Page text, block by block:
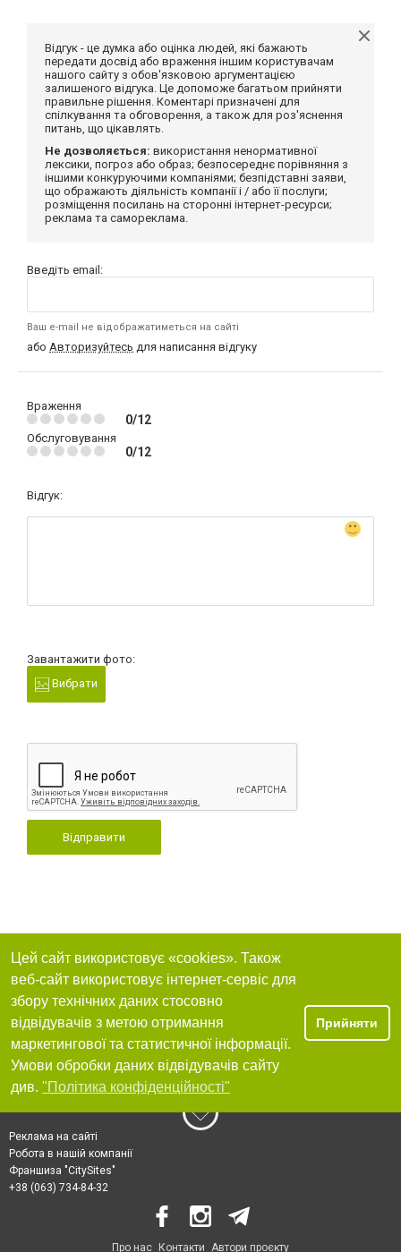
Відгук - це думка або оцінка людей, які бажають
передати досвід або враження іншим користувачам
нашого сайту з обов'язковою аргументацією
залишеного відгука. Це допоможе багатьом прийняти
правильне рішення. Коментарі призначені для
спілкування та обговорення, а також для роз'яснення
питань, що цікавлять.
Не дозволяється: використання ненормативної
лексики, погроз або образ; безпосереднє порівняння з
іншими конкуруючими компаніями; безпідставні заяви,
що ображають діяльність компанії і / або її послуги;
розміщення посилань на сторонні інтернет-ресурси;
реклама та самореклама.
Введіть email:
Ваш e-mail не відображатиметься на сайті
або Авторизуйтесь для написання відгуку
Враження
0/12
Обслуговування
0/12
Відгук:
Завантажити фото:
Вибрати
Відправити
Цей сайт використовує «cookies». Також
веб-сайт використовує інтернет-сервіс для
збору технічних даних стосовно
відвідувачів з метою отримання
маркетингової та статистичної інформації.
Умови обробки даних відвідувачів сайту
див. "Політика конфіденційності"
Прийняти
Реклама на сайті
Робота в нашій компанії
Франшиза "CitySites"
+38 (063) 734-84-32
Про нас Контакти Автори проєкту